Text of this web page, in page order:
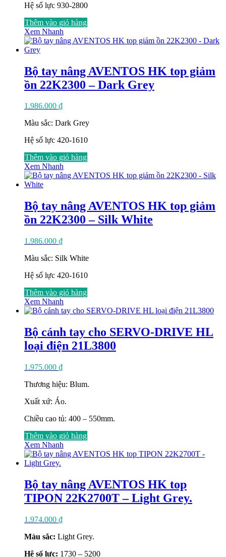
Hệ số lực 930-2800
Thêm vào giỏ hàng
Xem Nhanh
Bộ tay nâng AVENTOS HK top giảm
ồn 22K2300 – Dark Grey
1.986.000 ₫
Màu sắc: Dark Grey
Hệ số lực 420-1610
Thêm vào giỏ hàng
Xem Nhanh
Bộ tay nâng AVENTOS HK top giảm
ồn 22K2300 – Silk White
1.986.000 ₫
Màu sắc: Silk White
Hệ số lực 420-1610
Thêm vào giỏ hàng
Xem Nhanh
Bộ cánh tay cho SERVO-DRIVE HL
loại điện 21L3800
1.975.000 ₫
Thương hiệu: Blum.
Xuất xứ: Áo.
Chiều cao tủ: 400 – 550mm.
Thêm vào giỏ hàng
Xem Nhanh
Bộ tay nâng AVENTOS HK top
TIPON 22K2700T – Light Grey.
1.974.000 ₫
Màu sắc: Light Grey.
Hệ số lực: 1730 – 5200